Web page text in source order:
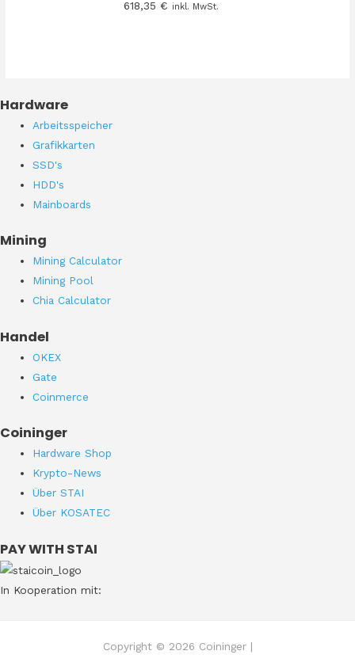
618,35 € inkl. MwSt.
Hardware
Arbeitsspeicher
Grafikkarten
SSD's
HDD's
Mainboards
Mining
Mining Calculator
Mining Pool
Chia Calculator
Handel
OKEX
Gate
Coinmerce
Coininger
Hardware Shop
Krypto-News
Über STAI
Über KOSATEC
PAY WITH STAI
In Kooperation mit:
Copyright © 2026 Coininger |